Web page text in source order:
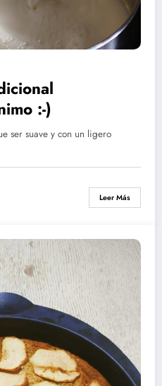
:-)
ser suave y con un ligero
Leer Más